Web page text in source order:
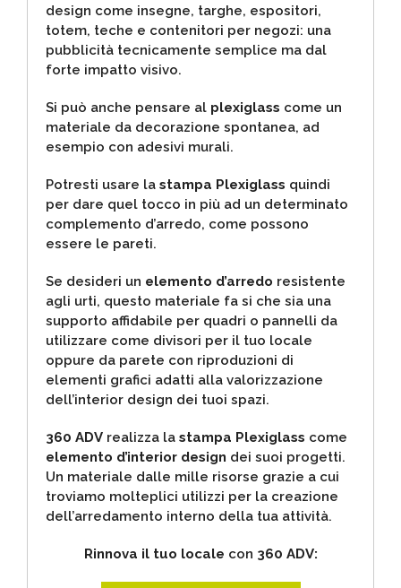
design come insegne, targhe, espositori,
totem, teche e contenitori per negozi: una
pubblicità tecnicamente semplice ma dal
forte impatto visivo.
Si può anche pensare al plexiglass come un
materiale da decorazione spontanea, ad
esempio con adesivi murali.
Potresti usare la stampa Plexiglass quindi
per dare quel tocco in più ad un determinato
complemento d’arredo, come possono
essere le pareti.
Se desideri un elemento d’arredo resistente
agli urti, questo materiale fa si che sia una
supporto affidabile per quadri o pannelli da
utilizzare come divisori per il tuo locale
oppure da parete con riproduzioni di
elementi grafici adatti alla valorizzazione
dell’interior design dei tuoi spazi.
360 ADV realizza la stampa Plexiglass come
elemento d’interior design dei suoi progetti.
Un materiale dalle mille risorse grazie a cui
troviamo molteplici utilizzi per la creazione
dell’arredamento interno della tua attività.
Rinnova il tuo locale con 360 ADV: